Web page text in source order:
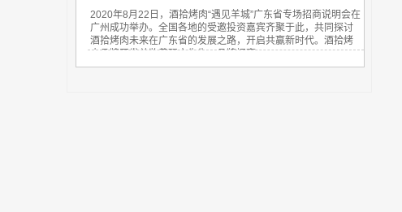
2020年8月22日，酒拾烤肉“遇见羊城”广东省专场招商说明会在
广州成功举办。全国各地的受邀投资嘉宾齐聚于此，共同探讨
酒拾烤肉未来在广东省的发展之路，开启共赢新时代。酒拾烤
肉品牌开发总监黄砚方先生、品牌招商...